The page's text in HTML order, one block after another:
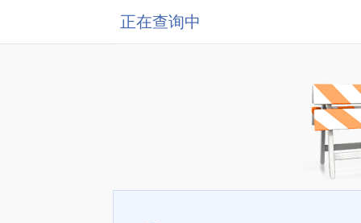
正在查询中